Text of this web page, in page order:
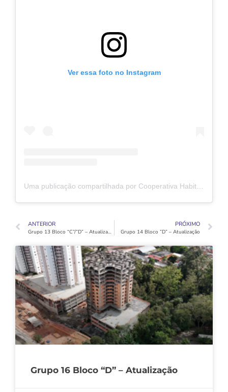
Ver essa foto no Instagram
Uma publicação compartilhada por Cooperativa Habitacional Vida Nova (@coophabvidanovaoficial)
ANTERIOR
Grupo 13 Bloco “C”/”D” – Atualização
PRÓXIMO
Grupo 14 Bloco ”D” – Atualização
Grupo 16 Bloco “D” – Atualização